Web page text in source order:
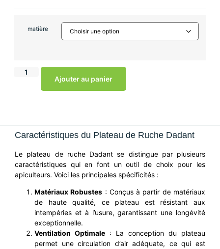
matière
Ajouter au panier
Caractéristiques du Plateau de Ruche Dadant
Le plateau de ruche Dadant se distingue par plusieurs
caractéristiques qui en font un outil de choix pour les
apiculteurs. Voici les principales spécificités :
Matériaux Robustes : Conçus à partir de matériaux
de haute qualité, ce plateau est résistant aux
intempéries et à l’usure, garantissant une longévité
exceptionnelle.
Ventilation Optimale : La conception du plateau
permet une circulation d’air adéquate, ce qui est